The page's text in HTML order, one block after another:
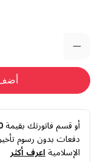
أو قسم فاتورتك بقيمة
دفعات بدون رسوم
الإسلاميةاعرف أكثر